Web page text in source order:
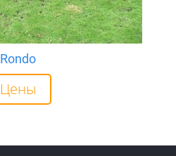
Rondo
Цены